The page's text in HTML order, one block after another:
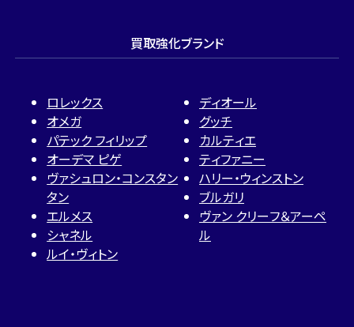
買取強化ブランド
ロレックス
オメガ
パテック フィリップ
オーデマ ピゲ
ヴァシュロン・コンスタン
タン
エルメス
シャネル
ルイ・ヴィトン
ディオール
グッチ
カルティエ
ティファニー
ハリー・ウィンストン
ブルガリ
ヴァン クリーフ＆アーペ
ル